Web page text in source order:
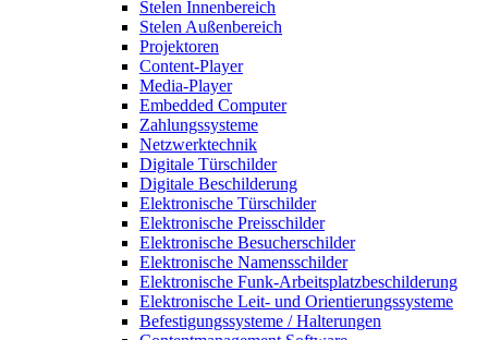
Stelen Innenbereich
Stelen Außenbereich
Projektoren
Content-Player
Media-Player
Embedded Computer
Zahlungssysteme
Netzwerktechnik
Digitale Türschilder
Digitale Beschilderung
Elektronische Türschilder
Elektronische Preisschilder
Elektronische Besucherschilder
Elektronische Namensschilder
Elektronische Funk-Arbeitsplatzbeschilderung
Elektronische Leit- und Orientierungssysteme
Befestigungssysteme / Halterungen